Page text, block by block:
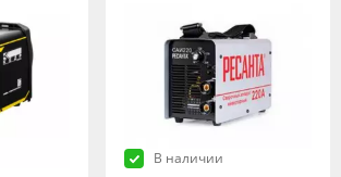
В наличии